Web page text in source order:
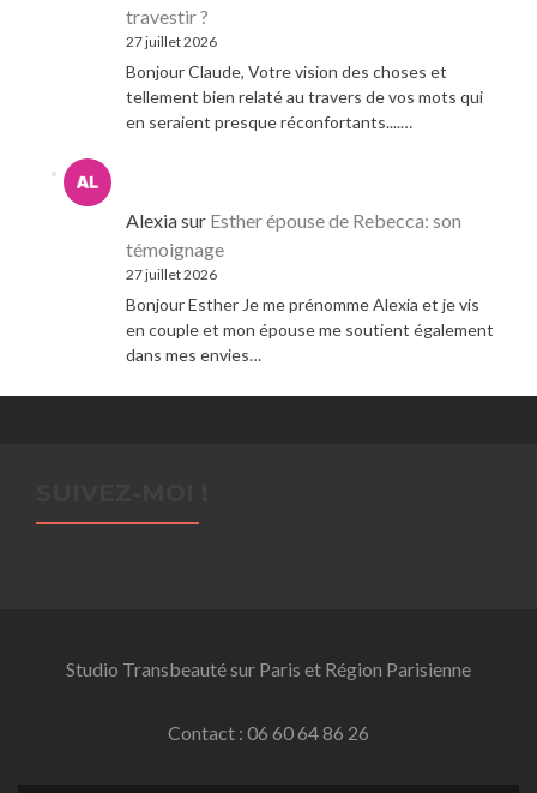
travestir ?
27 juillet 2026
Bonjour Claude, Votre vision des choses et
tellement bien relaté au travers de vos mots qui
en seraient presque réconfortants....…
Alexiasur Esther épouse de Rebecca: son
témoignage
27 juillet 2026
Bonjour Esther Je me prénomme Alexia et je vis
en couple et mon épouse me soutient également
dans mes envies…
Studio Transbeauté sur Paris et Région Parisienne
Contact : 06 60 64 86 26